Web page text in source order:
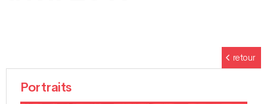
retour
Portraits